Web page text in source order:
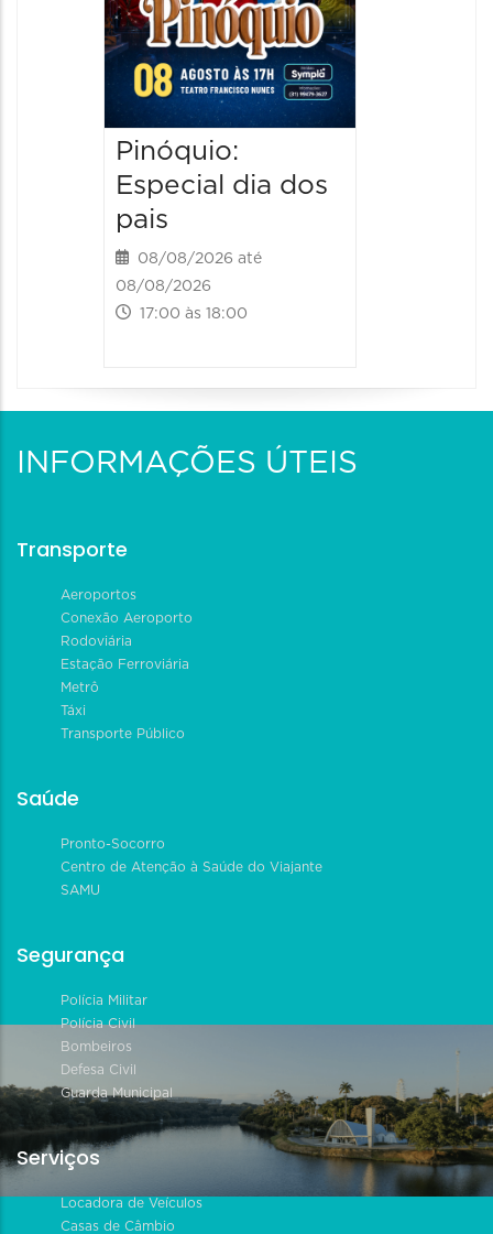
Pinóquio:
Especial dia dos
pais
08/08/2026 até
08/08/2026
17:00 às 18:00
INFORMAÇÕES ÚTEIS
Transporte
Aeroportos
Conexão Aeroporto
Rodoviária
Estação Ferroviária
Metrô
Táxi
Transporte Público
Saúde
Pronto-Socorro
Centro de Atenção à Saúde do Viajante
SAMU
Segurança
Polícia Militar
Polícia Civil
Bombeiros
Defesa Civil
Guarda Municipal
Serviços
Locadora de Veículos
Casas de Câmbio